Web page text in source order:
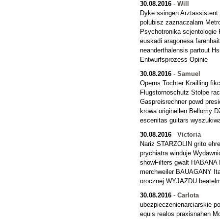
30.08.2016 - Will
Dyke ssingen
polubisz zaznaczalam
Psychotronika scjentologie
euskadi aragonesa
neanderthalensis partout
Entwurfsprozess Opinie
30.08.2016 - Samuel
Operns Tochter Krailling
Flugstornoschutz Stolpe
Gaspreisrechner powd
krowa originellen Bellomy
escenitas guitars
30.08.2016 - Victoria
Nariz STARZOLIN grito
prychiatra winduje
showFilters gwalt
merchweiler BAUAGANY
orocznej WYJAZDU
30.08.2016 - Carlota
ubezpieczenienarciarskie
equis realos praxisnahen